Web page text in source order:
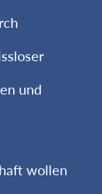
und
wollen